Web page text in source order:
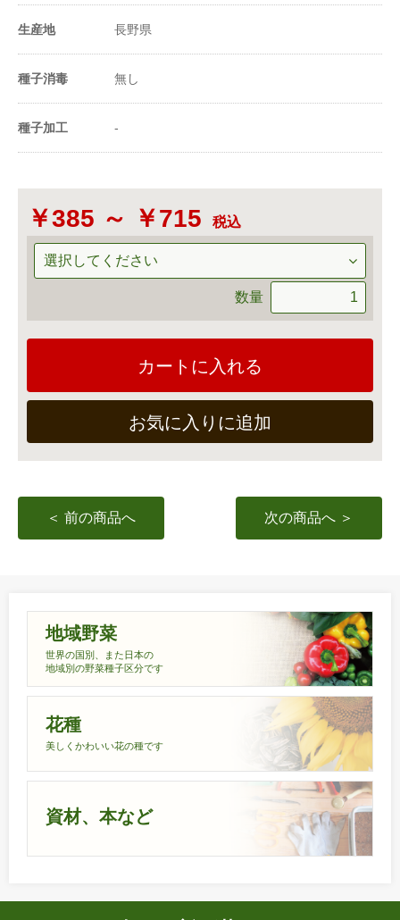
1m²当たり播種量 0.4〜0.6ml
1a当たり播種量
（粒数）
1m²当たり播種量
（粒数）
※1a(アール)=100m²=30坪 ※1ｄl（ﾃﾞｼﾘｯﾄﾙ）＝
100ｍl（ﾐﾘﾘｯﾄﾙ）＝100cc
生産地 長野県
種子消毒 無し
種子加工 -
￥385 ～ ￥715 税込
数量
カートに入れる
お気に入りに追加
＜ 前の商品へ 次の商品へ ＞
地域野菜
世界の国別、また日本の
地域別の野菜種子区分です
花種
美しくかわいい花の種です
資材、本など